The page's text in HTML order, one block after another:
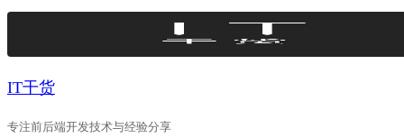
Skip
IT干货
专注前后端开发技术与经验分享